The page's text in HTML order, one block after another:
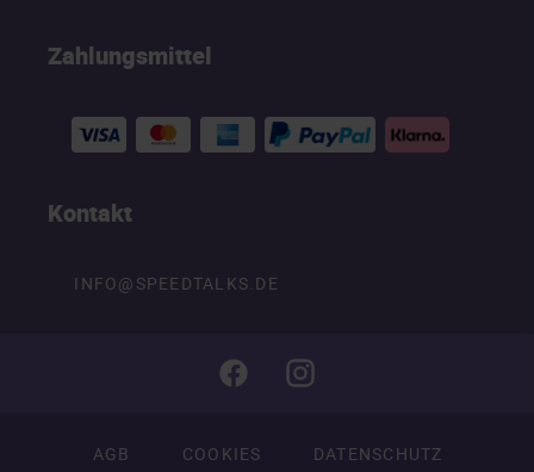
Zahlungsmittel
Kontakt
INFO@SPEEDTALKS.DE
AGB COOKIES DATENSCHUTZ